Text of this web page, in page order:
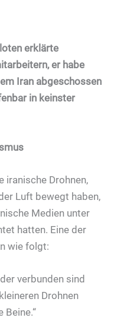
erklärte
er habe
Iran abgeschossen
in keinster
iranische Drohnen,
Luft bewegt haben,
Medien unter
hatten. Eine der
wie folgt:
verbunden sind
Drohnen
Beine.“